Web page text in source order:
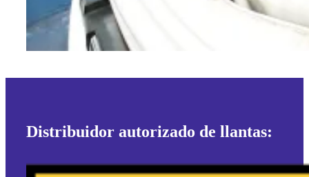
Distribuidor autorizado de llantas: